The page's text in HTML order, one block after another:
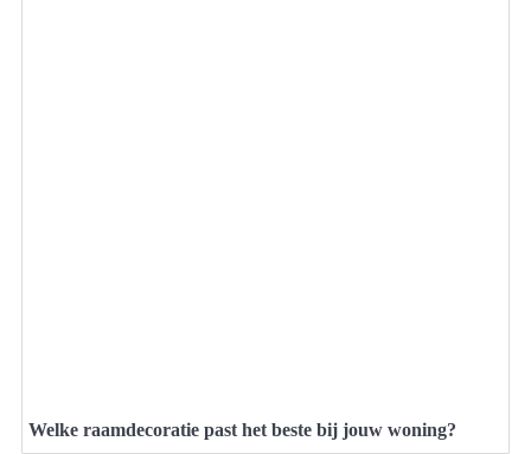
Welke raamdecoratie past het beste bij jouw woning?